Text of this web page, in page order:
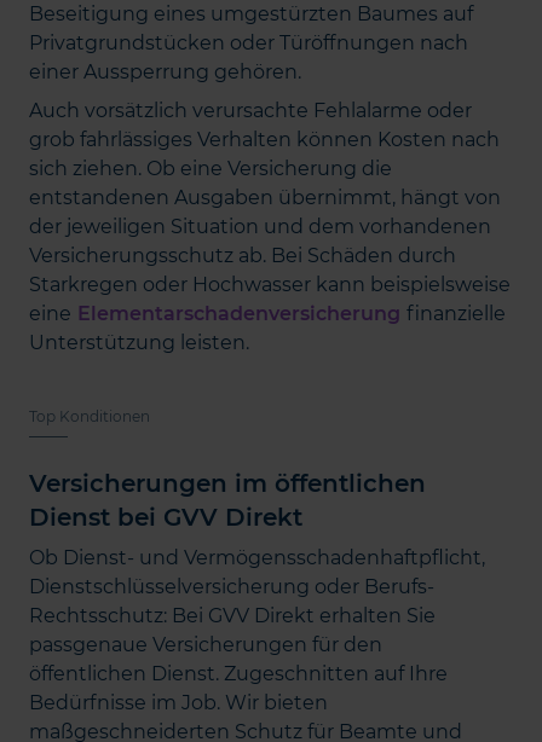
Beseitigung eines umgestürzten Baumes auf
Privatgrundstücken oder Türöffnungen nach
einer Aussperrung gehören.
Auch vorsätzlich verursachte Fehlalarme oder
grob fahrlässiges Verhalten können Kosten nach
sich ziehen. Ob eine Versicherung die
entstandenen Ausgaben übernimmt, hängt von
der jeweiligen Situation und dem vorhandenen
Versicherungsschutz ab. Bei Schäden durch
Starkregen oder Hochwasser kann beispielsweise
eine Elementarschadenversicherung finanzielle
Unterstützung leisten.
Top Konditionen
Versicherungen im öffentlichen
Dienst bei GVV Direkt
Ob Dienst- und Vermögensschadenhaftpflicht,
Dienstschlüsselversicherung oder Berufs-
Rechtsschutz: Bei GVV Direkt erhalten Sie
passgenaue Versicherungen für den
öffentlichen Dienst. Zugeschnitten auf Ihre
Bedürfnisse im Job. Wir bieten
maßgeschneiderten Schutz für Beamte und